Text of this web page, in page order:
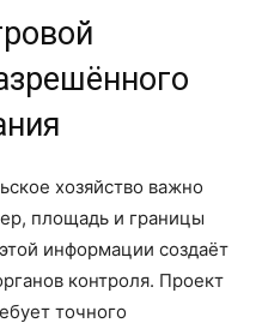
хозяйство важно
площадь и границы
информации создаёт
контроля. Проект
точного